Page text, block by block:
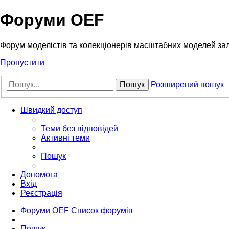
Форуми OEF
Форум моделістів та колекціонерів масштабних моделей
Пропустити
Пошук Розширений пошук
Швидкий доступ
Теми без відповідей
Активні теми
Пошук
Допомога
Вхід
Реєстрація
Форуми OEF Список форумів